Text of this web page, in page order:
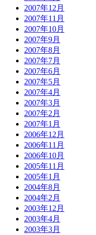
2007年12月
2007年11月
2007年10月
2007年9月
2007年8月
2007年7月
2007年6月
2007年5月
2007年4月
2007年3月
2007年2月
2007年1月
2006年12月
2006年11月
2006年10月
2005年11月
2005年1月
2004年8月
2004年2月
2003年12月
2003年4月
2003年3月